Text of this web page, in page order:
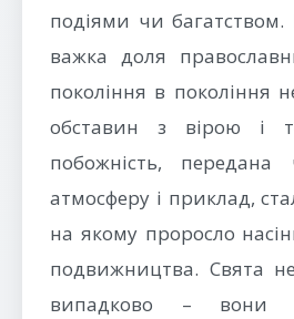
подіями чи багатством.
важка доля
покоління в покоління
обставин з вірою і
побожність,
атмосферу і приклад,
на якому проросло
подвижництва. Свята
випадково – вони